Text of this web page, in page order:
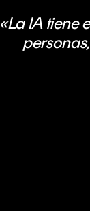
«La IA tiene